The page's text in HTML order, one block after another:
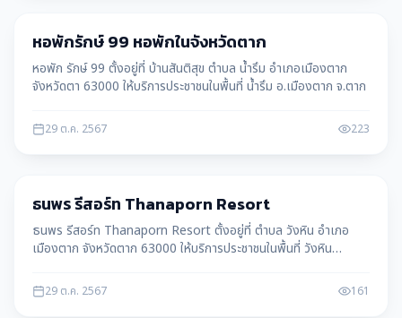
เมืองตาก
หอพักรักษ์ 99 หอพักในจังหวัดตาก
หอพัก รักษ์ 99 ตั้งอยู่ที่ บ้านสันติสุข ตำบล น้ำรึม อำเภอเมืองตาก
จังหวัดตา 63000 ให้บริการประชาชนในพื้นที่ น้ำรึม อ.เมืองตาก จ.ตาก
29 ต.ค. 2567 223
เมืองตาก
ธนพร รีสอร์ท Thanaporn Resort
ธนพร รีสอร์ท Thanaporn Resort ตั้งอยู่ที่ ตำบล วังหิน อำเภอ
เมืองตาก จังหวัดตาก 63000 ให้บริการประชาชนในพื้นที่ วังหิน
29 ต.ค. 2567 161